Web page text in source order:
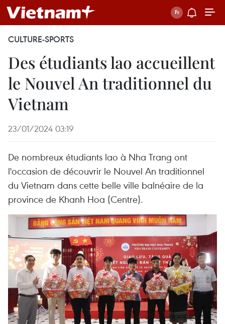
CULTURE-SPORTS
Des étudiants lao accueillent
le Nouvel An traditionnel du
Vietnam
23/01/2024 03:19
De nombreux étudiants lao à Nha Trang ont
l'occasion de découvrir le Nouvel An traditionnel
du Vietnam dans cette belle ville balnéaire de la
province de Khanh Hoa (Centre).